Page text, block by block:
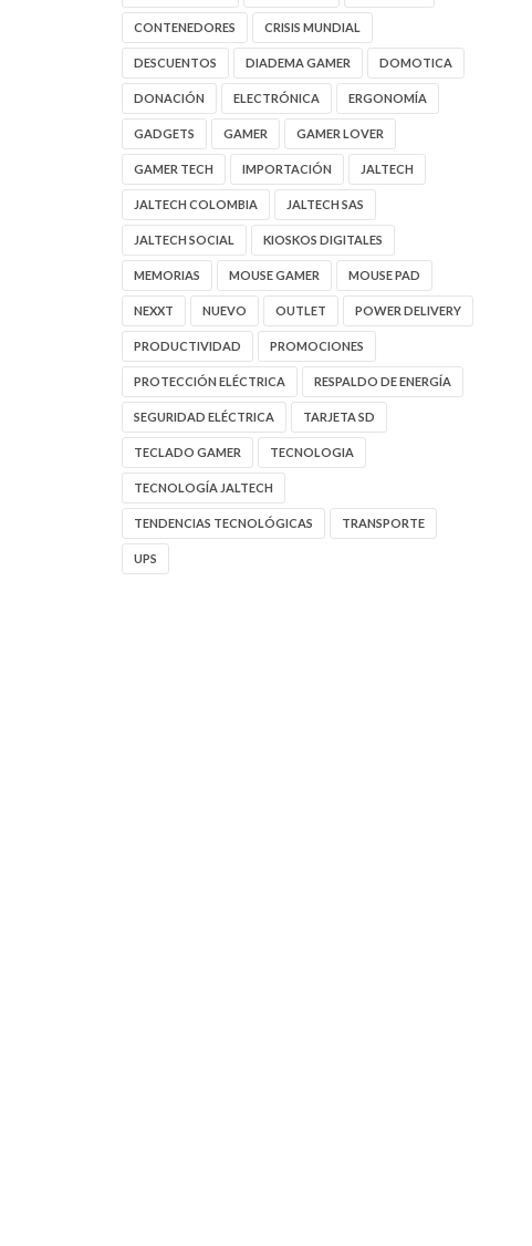
CONTENEDORES CRISIS MUNDIAL
DESCUENTOS DIADEMA GAMER DOMOTICA
DONACIÓN ELECTRÓNICA ERGONOMÍA
GADGETS GAMER GAMER LOVER
GAMER TECH IMPORTACIÓN JALTECH
JALTECH COLOMBIA JALTECH SAS
JALTECH SOCIAL KIOSKOS DIGITALES
MEMORIAS MOUSE GAMER MOUSE PAD
NEXXT NUEVO OUTLET POWER DELIVERY
PRODUCTIVIDAD PROMOCIONES
PROTECCIÓN ELÉCTRICA RESPALDO DE ENERGÍA
SEGURIDAD ELÉCTRICA TARJETA SD
TECLADO GAMER TECNOLOGIA
TECNOLOGÍA JALTECH
TENDENCIAS TECNOLÓGICAS TRANSPORTE
UPS